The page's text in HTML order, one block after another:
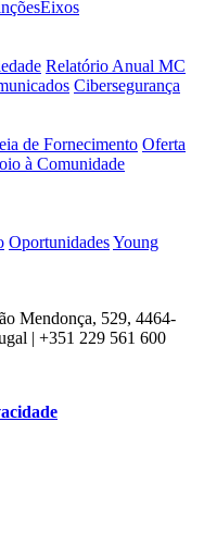
Eixos
Relatório Anual MC
Cibersegurança
de Fornecimento Oferta
à Comunidade
OportunidadesYoung
Mendonça, 529, 4464-
| +351 229 561 600